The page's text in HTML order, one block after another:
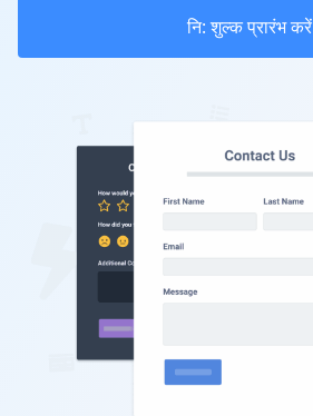
नि: शुल्क प्रारंभ करें